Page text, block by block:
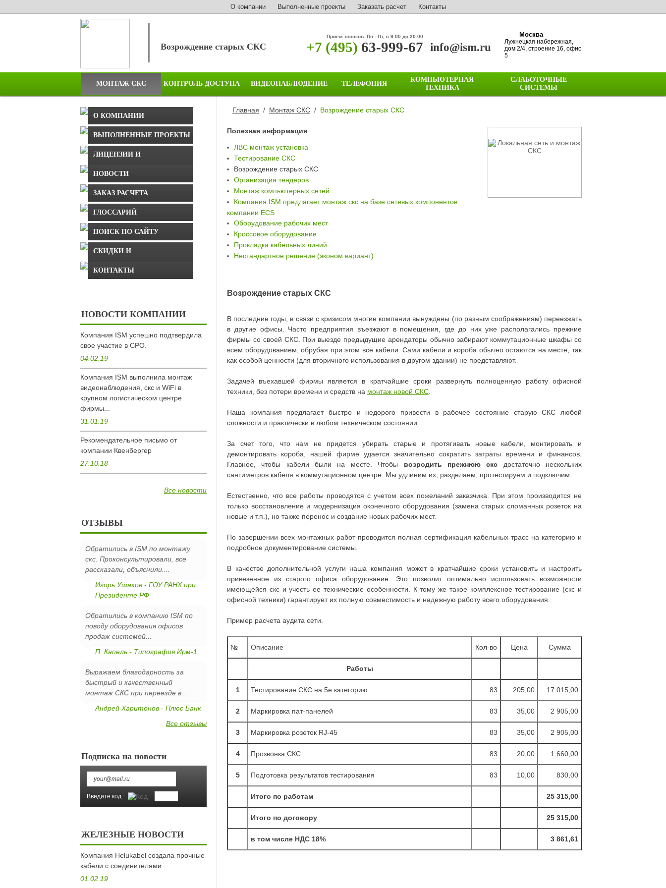
О компании Выполненные проекты Заказать расчет Контакты
Возрождение старых СКС
Приём звонков: Пн - Пт, с 9:00 до 20:00
+7 (495) 63-999-67 info@ism.ru
Москва
Лужнецкая набережная,
дом 2/4, строение 16, офис
5
МОНТАЖ СКС КОНТРОЛЬ ДОСТУПА ВИДЕОНАБЛЮДЕНИЕ ТЕЛЕФОНИЯ
КОМПЬЮТЕРНАЯ
ТЕХНИКА
СЛАБОТОЧНЫЕ
СИСТЕМЫ
О КОМПАНИИ
ВЫПОЛНЕННЫЕ ПРОЕКТЫ
ЛИЦЕНЗИИ И
БЛАГОДАРНОСТИ
НОВОСТИ
ЗАКАЗ РАСЧЕТА
ГЛОССАРИЙ
ПОИСК ПО САЙТУ
СКИДКИ И
СПЕЦПРЕДЛОЖЕНИЯ
КОНТАКТЫ
НОВОСТИ КОМПАНИИ
Компания ISM успешно подтвердила
свое участие в СРО.
04.02.19
Компания ISM выполнила монтаж
видеонаблюдения, скс и WiFi в
крупном логистическом центре
фирмы...
31.01.19
Рекомендательное письмо от
компании Квенбергер
27.10.18
Все новости
ОТЗЫВЫ
Обратились в ISM по монтажу
скс. Проконсультировали, все
рассказали, объяснили....
Игорь Ушаков - ГОУ РАНХ при
Президенте РФ
Обратились в компанию ISM по
поводу оборудования офисов
продаж системой...
П. Капель - Типография Ирм-1
Выражаем благодарность за
быстрый и качественный
монтаж СКС при переезде в...
Андрей Харитонов - Плюс Банк
Все отзывы
Подписка на новости
Введите код:
ЖЕЛЕЗНЫЕ НОВОСТИ
Компания Helukabel создала прочные
кабели с соединителями
01.02.19
Главная / Монтаж СКС / Возрождение старых СКС
Полезная информация
• ЛВС монтаж установка
• Тестирование СКС
• Возрождение старых СКС
• Организация тендеров
• Монтаж компьютерных сетей
•
Компания ISM предлагает монтаж скс на базе сетевых компонентов
компании ECS
• Оборудование рабочих мест
• Кроссовое оборудование
• Прокладка кабельных линий
• Нестандартное решение (эконом вариант)
Возрождение старых СКС
В последние годы, в связи с кризисом многие компании вынуждены (по разным соображениям) переезжать
в другие офисы. Часто предприятия въезжают в помещения, где до них уже располагались прежние
фирмы со своей СКС. При выезде предыдущие арендаторы обычно забирают коммутационные шкафы со
всем оборудованием, обрубая при этом все кабели. Сами кабели и короба обычно остаются на месте, так
как особой ценности (для вторичного использования в другом здании) не представляют.
Задачей въехавшей фирмы является в кратчайшие сроки развернуть полноценную работу офисной
техники, без потери времени и средств на монтаж новой СКС
Наша компания предлагает быстро и недорого привести в рабочее состояние старую СКС любой
сложности и практически в любом техническом состоянии.
За счет того, что нам не придется убирать старые и протягивать новые кабели, монтировать и
демонтировать короба, нашей фирме удается значительно сократить затраты времени и финансов.
Главное, чтобы кабели были на месте. Чтобы возродить прежнюю скс достаточно нескольких
сантиметров кабеля в коммутационном центре. Мы удлиним их, разделаем, протестируем и подключим.
Естественно, что все работы проводятся с учетом всех пожеланий заказчика. При этом производится не
только восстановление и модернизация оконечного оборудования (замена старых сломанных розеток на
новые и т.п.), но также перенос и создание новых рабочих мест.
По завершении всех монтажных работ проводится полная сертификация кабельных трасс на категорию и
подробное документирование системы.
В качестве дополнительной услуги наша компания может в кратчайшие сроки установить и настроить
привезенное из старого офиса оборудование. Это позволит оптимально использовать возможности
имеющейся скс и учесть ее технические особенности. К тому же такое комплексное тестирование (скс и
офисной техники) гарантирует их полную совместимость и надежную работу всего оборудования.
Пример расчета аудита сети.
№ Описание Кол-во Цена Сумма
Работы
1 Тестирование СКС на 5е категорию 83 205,00 17 015,00
2 Маркировка пат-панелей 83 35,00 2 905,00
3 Маркировка розеток RJ-45 83 35,00 2 905,00
4 Прозвонка СКС 83 20,00 1 660,00
5 Подготовка результатов тестирования 83 10,00 830,00
Итого по работам 25 315,00
Итого по договору 25 315,00
в том числе НДС 18% 3 861,61